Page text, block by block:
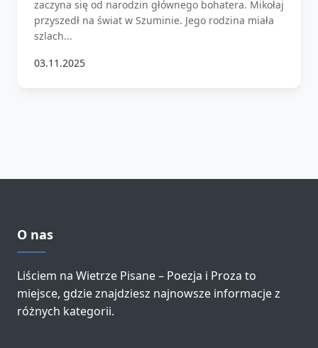
zaczyna się od narodzin głównego bohatera. Mikołaj
przyszedł na świat w Szuminie. Jego rodzina miała
szlach...
03.11.2025
O nas
Liściem na Wietrze Pisane – Poezja i Proza to
miejsce, gdzie znajdziesz najnowsze informacje z
różnych kategorii.